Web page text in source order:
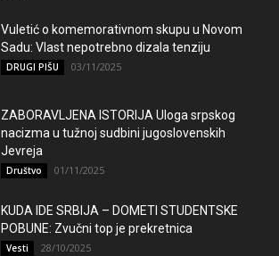
Vuletić o komemorativnom skupu u Novom
Sadu: Vlast nepotrebno dizala tenziju
DRUGI PIŠU 03/11/2025
ZABORAVLJENA ISTORIJA Uloga srpskog
nacizma u tužnoj sudbini jugoslovenskih
Jevreja
Društvo 01/11/2025
KUDA IDE SRBIJA – DOMETI STUDENTSKE
POBUNE: Zvučni top je prekretnica
Vesti 28/10/2025